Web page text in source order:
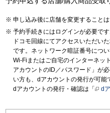
申し込み後に店舗を変更することは
予約手続きにはログインが必要です
ドコモ回線にてアクセスいただい
です。ネットワーク暗証番号につ
Wi-Fiまたはご自宅のインターネッ
アカウントのID／パスワード」が
い方も、dアカウントの発行が可能
dアカウントの発行・確認は「
d